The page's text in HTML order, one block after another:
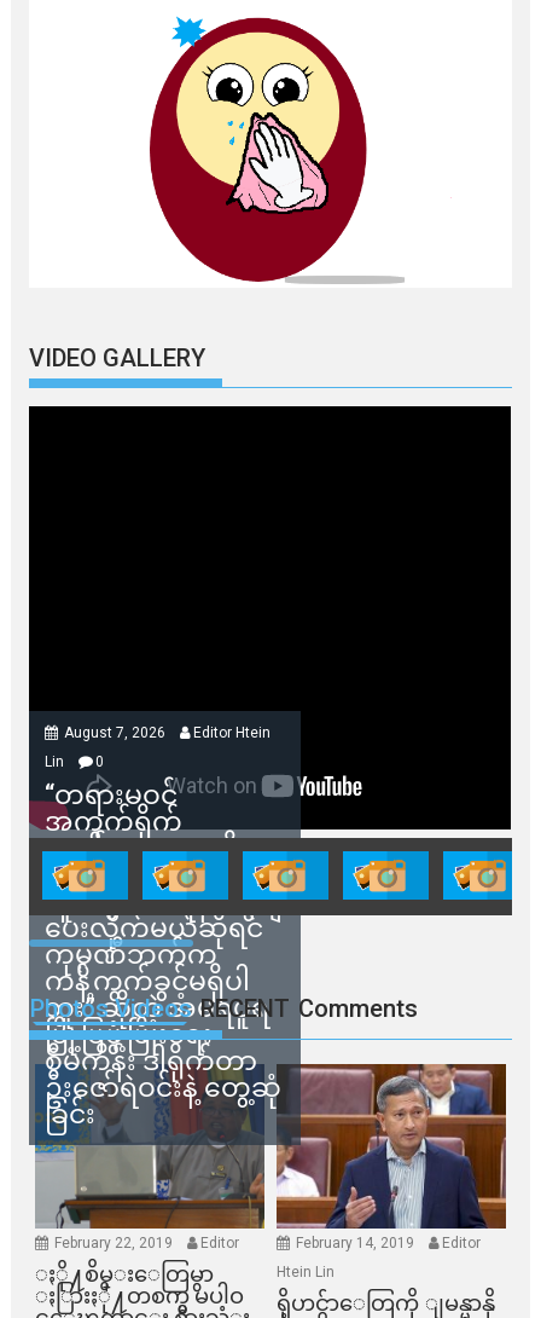
VIDEO GALLERY
August 7, 2026
Editor Htein
Lin
0
“တရားမဝင်
အကွက်ရိုက်
ရောင်းချမှုတွေကို
သက်ဆိုင်ရာတာဝန်ရှိ
သူတွေက ဂရန်တွေချ
ပေးလိုက်မယ်ဆိုရင်
ကုမ္ပဏီဘက်က
ကန့်ကွက်ခွင့်မရှိပါ
ဘူး” ဆိုတဲ့ အမရပူရ
မြို့ပြဖွံ့ဖြိုးရေး
စီမံကိန်း ဒါရိုက်တာ
ဦးဇော်ရဲဝင်းနဲ့ တွေ့ဆုံ
ခြင်း
Photos Videos RECENT Comments
February 22, 2019 Editor
ႏို႔စိမ္းေတြမွာ
ႏြားႏို႔တစက္မွ မပါဝ
February 14, 2019
Editor
Htein Lin
ရိုဟင္ဂ်ာေတြကို ျမန္မာနို